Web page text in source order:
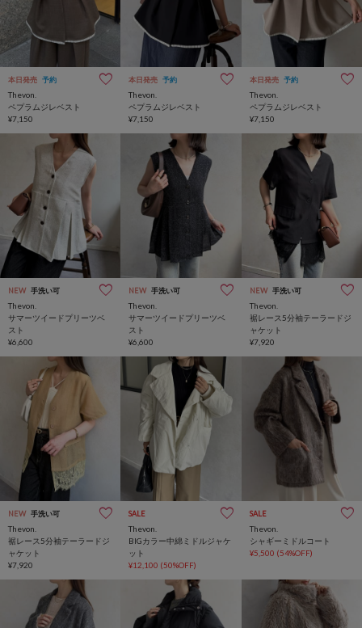
本日発売 予約
Thevon.
ペプラムジレベスト
¥7,150
本日発売 予約
Thevon.
ペプラムジレベスト
¥7,150
本日発売 予約
Thevon.
ペプラムジレベスト
¥7,150
NEW 手洗い可
Thevon.
サマーツイードプリーツベ
スト
¥6,600
NEW 手洗い可
Thevon.
サマーツイードプリーツベ
スト
¥6,600
NEW 手洗い可
Thevon.
裾レース5分袖テーラードジ
ャケット
¥7,920
NEW 手洗い可
Thevon.
裾レース5分袖テーラードジ
ャケット
¥7,920
SALE
Thevon.
BIGカラー中綿ミドルジャケ
ット
¥12,100 (50%OFF)
SALE
Thevon.
シャギーミドルコート
¥5,500 (54%OFF)